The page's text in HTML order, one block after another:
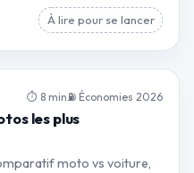
À lire pour se lancer
⏱ 8 min ⛽ Économies 2026
les plus
moto vs voiture,